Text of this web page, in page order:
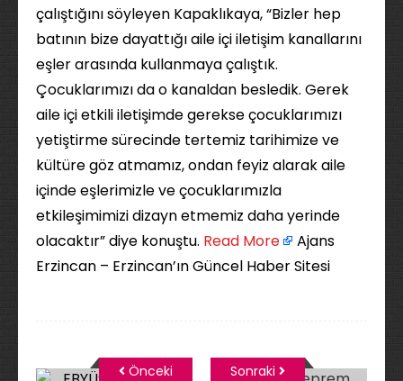
çalıştığını söyleyen Kapaklıkaya, “Bizler hep
batının bize dayattığı aile içi iletişim kanallarını
eşler arasında kullanmaya çalıştık.
Çocuklarımızı da o kanaldan besledik. Gerek
aile içi etkili iletişimde gerekse çocuklarımızı
yetiştirme sürecinde tertemiz tarihimize ve
kültüre göz atmamız, ondan feyiz alarak aile
içinde eşlerimizle ve çocuklarımızla
etkileşimimizi dizayn etmemiz daha yerinde
olacaktır” diye konuştu. ​ Read More
Ajans
Erzincan – Erzincan’ın Güncel Haber Sitesi
Önceki Sonraki